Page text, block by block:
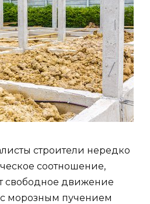
строители нередко
соотношение,
свободное движение
морозным пучением